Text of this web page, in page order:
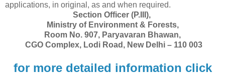
applications, in original, as and when required.
Section Officer (P.III),
Ministry of Environment & Forests,
Room No. 907, Paryavaran Bhawan,
CGO Complex, Lodi Road, New Delhi – 110 003
for more detailed information click